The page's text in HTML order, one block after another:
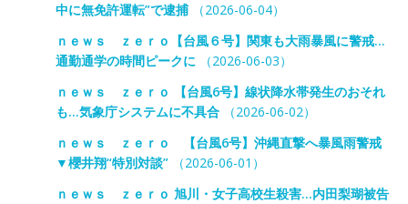
中に無免許運転”で逮捕（2026-06-04）
ｎｅｗｓ ｚｅｒｏ【台風６号】関東も大雨暴風に警戒…
通勤通学の時間ピークに（2026-06-03）
ｎｅｗｓ ｚｅｒｏ 【台風6号】線状降水帯発生のおそれ
も…気象庁システムに不具合（2026-06-02）
ｎｅｗｓ ｚｅｒｏ 【台風6号】沖縄直撃へ暴風雨警戒
▼櫻井翔“特別対談”（2026-06-01）
ｎｅｗｓ ｚｅｒｏ 旭川・女子高校生殺害…内田梨瑚被告